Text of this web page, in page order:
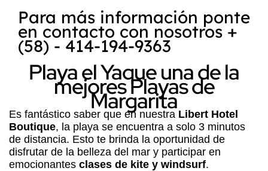
Para más información ponte
en contacto con nosotros +
(58) - 414-194-9363
Playa el Yaque una de la
mejores Playas de
Margarita
Es fantástico saber que en nuestra Libert Hotel
Boutique, la playa se encuentra a solo 3 minutos
de distancia. Esto te brinda la oportunidad de
disfrutar de la belleza del mar y participar en
emocionantes clases de kite y windsurf.